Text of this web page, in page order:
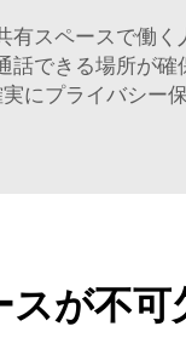
スペースで働
できる場所が
プライバシー
が不可